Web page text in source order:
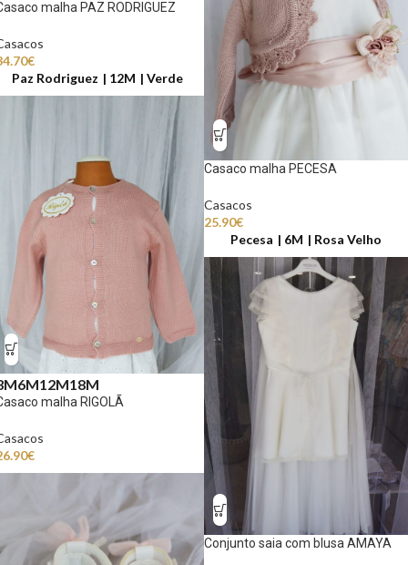
malha PAZ RODRIGUEZ
€
Paz Rodriguez
12M Verde
Casaco malha PECESA
Casacos
25.90€
Pecesa
6M Rosa Velho
6M12M18M
malha RIGOLÃ
€
Conjunto saia com blusa AMAYA